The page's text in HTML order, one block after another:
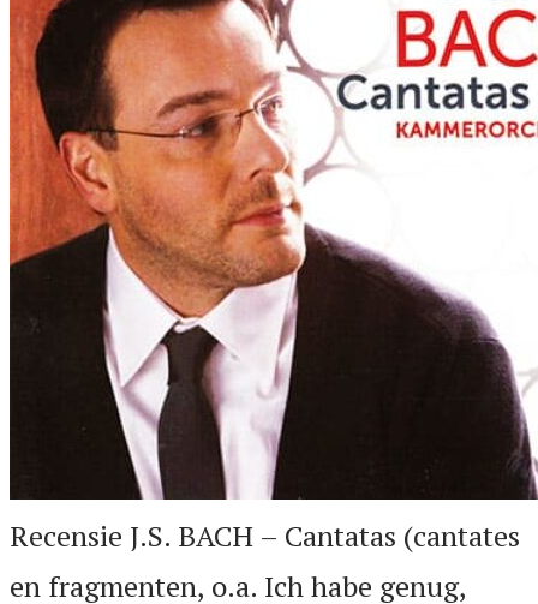
Recensie J.S. BACH – Cantatas (cantates
en fragmenten, o.a. Ich habe genug,